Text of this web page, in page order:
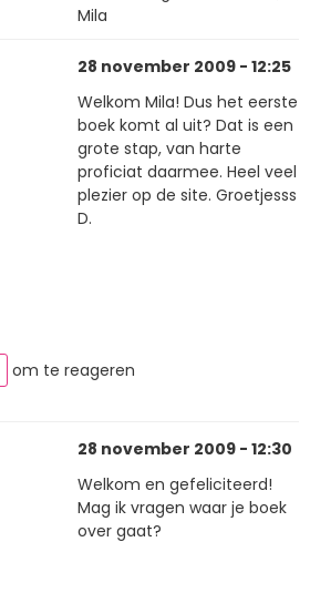
Mila
28 november 2009 - 12:25
Welkom Mila! Dus het eerste
boek komt al uit? Dat is een
grote stap, van harte
proficiat daarmee. Heel veel
plezier op de site. Groetjesss
D.
om te reageren
28 november 2009 - 12:30
Welkom en gefeliciteerd!
Mag ik vragen waar je boek
over gaat?